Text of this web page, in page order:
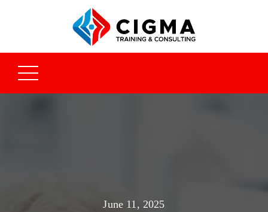
June 11, 2025